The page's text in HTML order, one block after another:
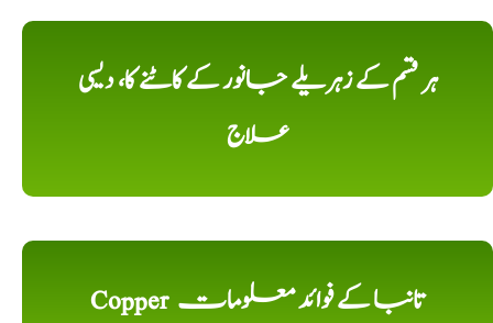
ہر قسم کے زہریلے جانور کے کاٹنے کا، دیسی
علاج
Copper تانبا کے فوائد معلومات